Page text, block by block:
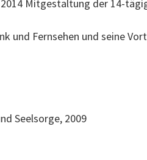
Mitgestaltung der 14-
und Fernsehen und seine
Seelsorge, 2009